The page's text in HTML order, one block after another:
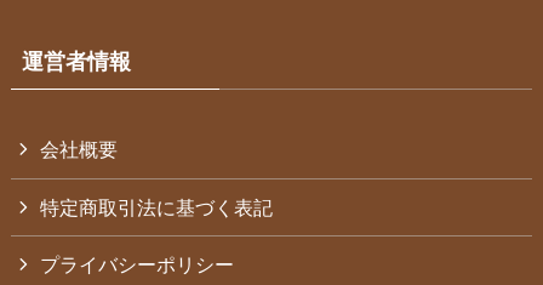
運営者情報
会社概要
特定商取引法に基づく表記
プライバシーポリシー